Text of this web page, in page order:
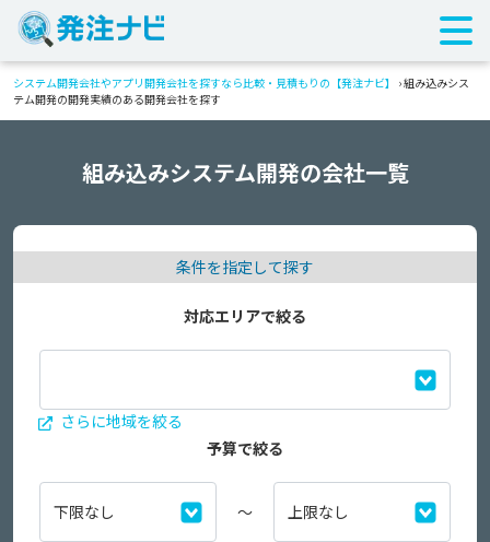
システム開発会社やアプリ開発会社を探すなら比較・見積もりの【発注ナビ】 ›組み込みシス
テム開発の開発実績のある開発会社を探す
組み込みシステム開発の会社一覧
条件を指定して探す
対応エリアで絞る
さらに地域を絞る
予算で絞る
～